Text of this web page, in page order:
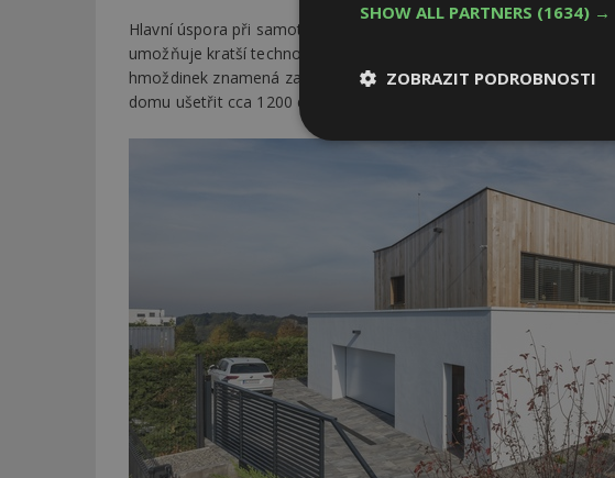
Hlavní úspora při samotné realizaci je čas. Vysoká kvalita lepicí a
umožňuje kratší technologické přestávky mezi jednotlivými kroky
hmoždinek znamená zateplení bez bodových tepelných mostů.
domu ušetřit cca 1200 děr a zajistit tak lepší neprůvzdušnost
SHOW ALL PARTNERS (1634) →
ZOBRAZIT PODROBNOSTI
Nezbytně
Nezbytně nutné soubory
Nezbytně nutné soubory cookie
Webové stránky nelze bez nezbytně
Název
_hjIncludedInPageviewSample